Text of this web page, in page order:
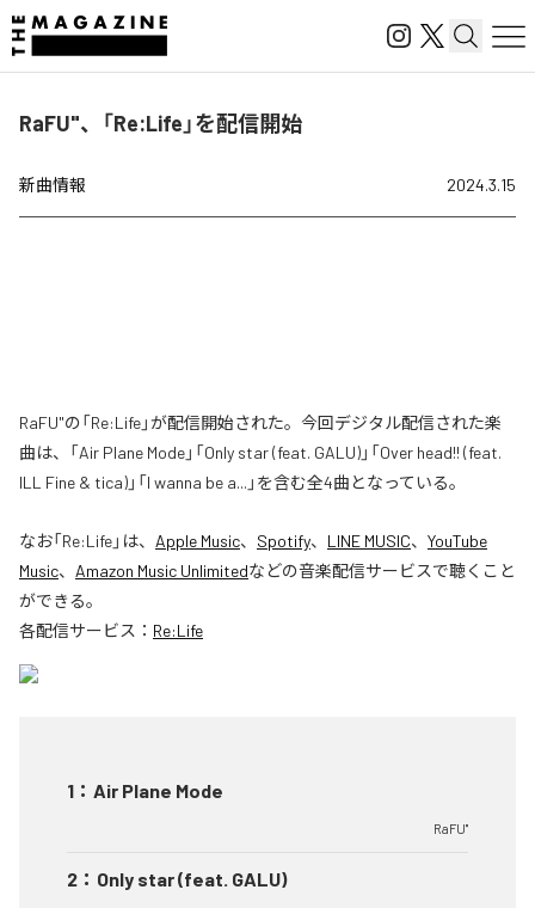
RaFU"、「Re:Life」を配信開始
新曲情報 2024.3.15
RaFU"の「Re:Life」が配信開始された。今回デジタル配信された楽
曲は、「Air Plane Mode」「Only star (feat. GALU)」「Over head!! (feat.
ILL Fine & tica)」「I wanna be a...」を含む全4曲となっている。
なお「Re:Life」は、 Apple Music、 Spotify、 LINE MUSIC、 YouTube
Music、 Amazon Music Unlimitedなどの音楽配信サービスで聴くこと
ができる。
各配信サービス： Re:Life
1 ： Air Plane Mode
RaFU"
2 ： Only star (feat. GALU)